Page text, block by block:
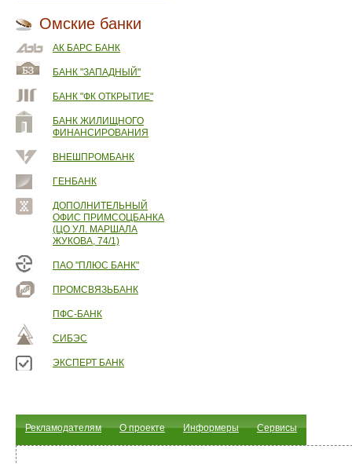
Омские банки
АК БАРС БАНК
БАНК "ЗАПАДНЫЙ"
БАНК "ФК ОТКРЫТИЕ"
БАНК ЖИЛИЩНОГО
ФИНАНСИРОВАНИЯ
ВНЕШПРОМБАНК
ГЕНБАНК
ДОПОЛНИТЕЛЬНЫЙ
ОФИС ПРИМСОЦБАНКА
(ЦО УЛ. МАРШАЛА
ЖУКОВА, 74/1)
ПАО "ПЛЮС БАНК"
ПРОМСВЯЗЬБАНК
ПФС-БАНК
СИБЭС
ЭКСПЕРТ БАНК
Рекламодателям О проекте Информеры Сервисы